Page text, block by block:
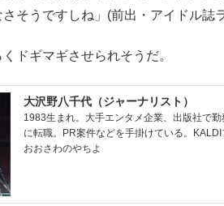
そうですしね」(前出・アイドル誌
ドギマギさせられそうだ。
大沢野八千代（ジャーナリスト）
1983生まれ。大手エンタメ企業、出版社で
に転職。PR案件などを手掛けている。KALDI
おおさわのやちよ